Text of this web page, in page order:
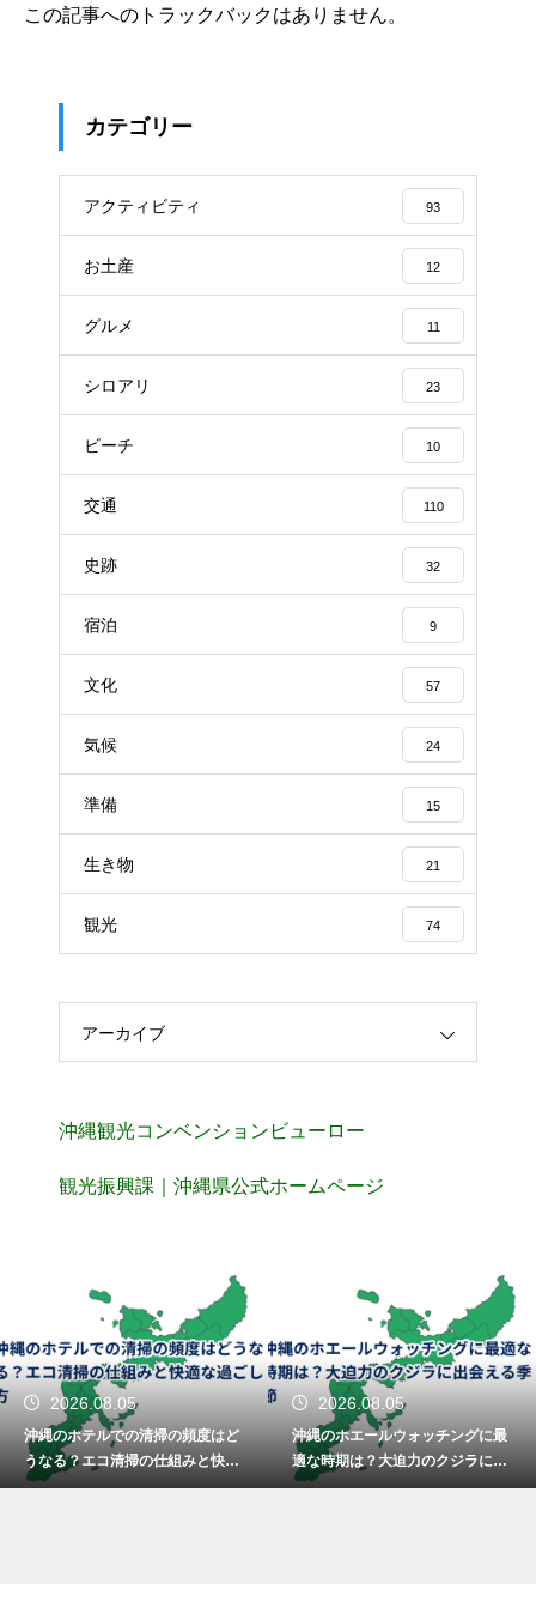
この記事へのトラックバックはありません。
カテゴリー
アクティビティ 93
お土産 12
グルメ 11
シロアリ 23
ビーチ 10
交通 110
史跡 32
宿泊 9
文化 57
気候 24
準備 15
生き物 21
観光 74
アーカイブ
沖縄観光コンベンションビューロー
観光振興課｜沖縄県公式ホームページ
2026.08.05
沖縄のホテルでの清掃の頻度はど
うなる？エコ清掃の仕組みと快適
な過ごし方
2026.08.05
沖縄のホエールウォッチングに最
適な時期は？大迫力のクジラに出
会える季節